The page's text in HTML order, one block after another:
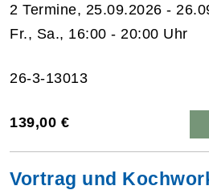
2 Termine, 25.09.2026 -
Fr., Sa., 16:00 - 20:00 Uhr
26-3-13013
139,00 €
Vortrag und